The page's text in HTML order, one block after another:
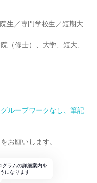
生／専門学校生／短期大
（修士）、大学、短大、
ループワークなし、筆記
お願いします。
グラムの詳細案内を
になります